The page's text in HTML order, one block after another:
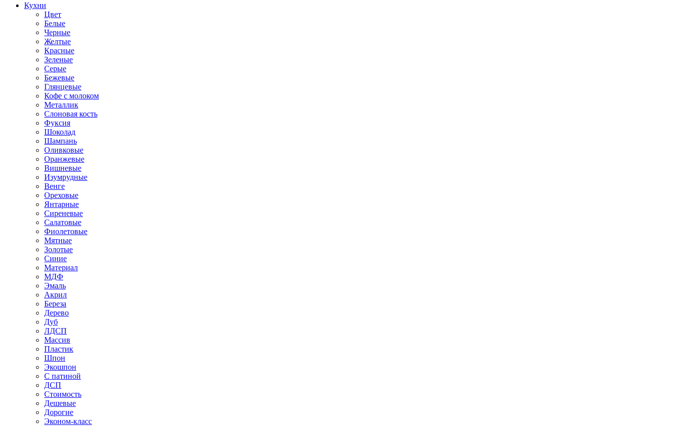
Кухни
Цвет
Белые
Черные
Желтые
Красные
Зеленые
Серые
Бежевые
Глянцевые
Кофе с молоком
Металлик
Слоновая кость
Фуксия
Шоколад
Шампань
Оливковые
Оранжевые
Вишневые
Изумрудные
Венге
Ореховые
Янтарные
Сиреневые
Салатовые
Фиолетовые
Мятные
Золотые
Синие
Материал
МДФ
Эмаль
Акрил
Береза
Дерево
Дуб
ЛДСП
Массив
Пластик
Шпон
Экошпон
С патиной
ДСП
Стоимость
Дешевые
Дорогие
Эконом-класс